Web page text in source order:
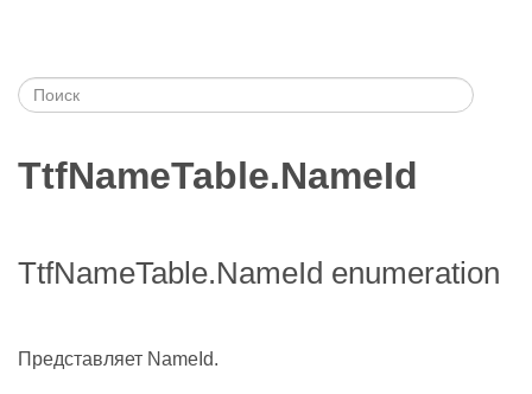
TtfNameTable.NameId
TtfNameTable.NameId enumeration
Представляет NameId.